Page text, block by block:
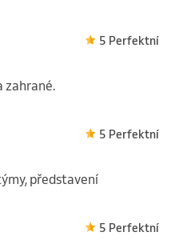
5 Perfektní
zahrané.
5 Perfektní
představení
5 Perfektní